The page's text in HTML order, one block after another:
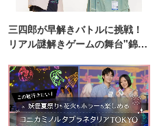
三四郎が早解きバトルに挑戦！
リアル謎解きゲームの舞台"錦糸